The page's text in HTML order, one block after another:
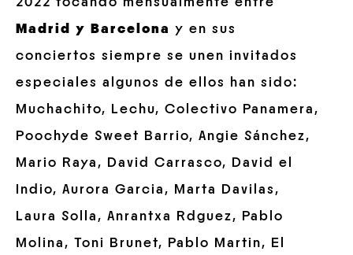
Madrid y Barcelona y en sus
conciertos siempre se unen invitados
especiales algunos de ellos han sido:
Muchachito, Lechu, Colectivo Panamera,
Poochyde Sweet Barrio, Angie Sánchez,
Mario Raya, David Carrasco, David el
Indio, Aurora Garcia, Marta Davilas,
Laura Solla, Anrantxa Rdguez, Pablo
Molina, Toni Brunet, Pablo Martin, El